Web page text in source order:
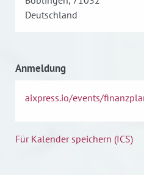
Deutschland
Anmeldung
aixpress.io/events/
Für Kalender speichern (ICS)